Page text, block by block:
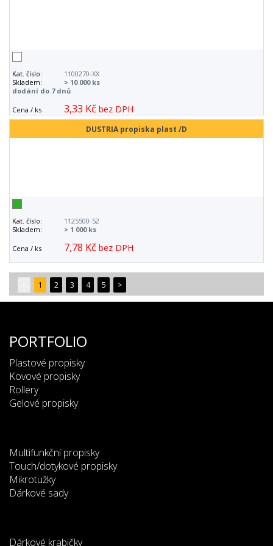
Kat. číslo:
1100270-XX
Skladem:
> 10 000 ks
dodání do 7 dnů
Cena / ks 3,33 Kč bez DPH
DUSTRIA propiska plast /D
Kat. číslo:
1125500-52
Skladem:
> 1 000 ks
Cena / ks 7,78 Kč bez DPH
1 2 3 4 5 >
PORTFOLIO
Plastové propisky
Kovové propisky
Rollery
Gelové propisky
Multifunkční propisky
Touch/dotykové propisky
Mikrotužky
Dárkové sady
Dárkové krabičky